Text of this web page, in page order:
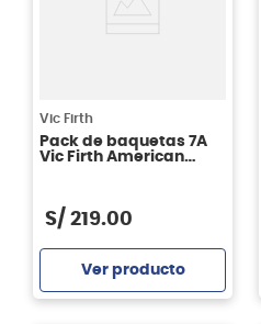
Vic Firth
Pack de baquetas 7A
Vic Firth American
S/ 219.00
Ver producto